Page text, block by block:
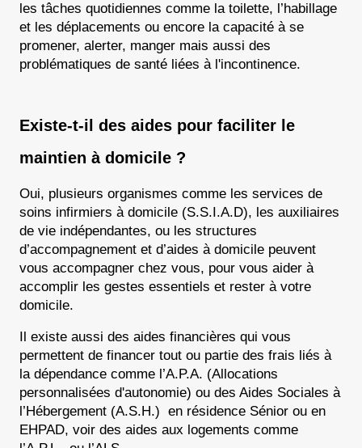
les tâches quotidiennes comme la toilette, l’habillage
et les déplacements ou encore la capacité à se
promener, alerter, manger mais aussi des
problématiques de santé liées à l'incontinence.
Existe-t-il des aides pour faciliter le
maintien à domicile ?
Oui, plusieurs organismes comme les services de
soins infirmiers à domicile (S.S.I.A.D), les auxiliaires
de vie indépendantes, ou les structures
d’accompagnement et d’aides à domicile peuvent
vous accompagner chez vous, pour vous aider à
accomplir les gestes essentiels et rester à votre
domicile.
Il existe aussi des aides financières qui vous
permettent de financer tout ou partie des frais liés à
la dépendance comme l’A.P.A. (Allocations
personnalisées d'autonomie) ou des Aides Sociales à
l’Hébergement (A.S.H.)  en résidence Sénior ou en
EHPAD, voir des aides aux logements comme